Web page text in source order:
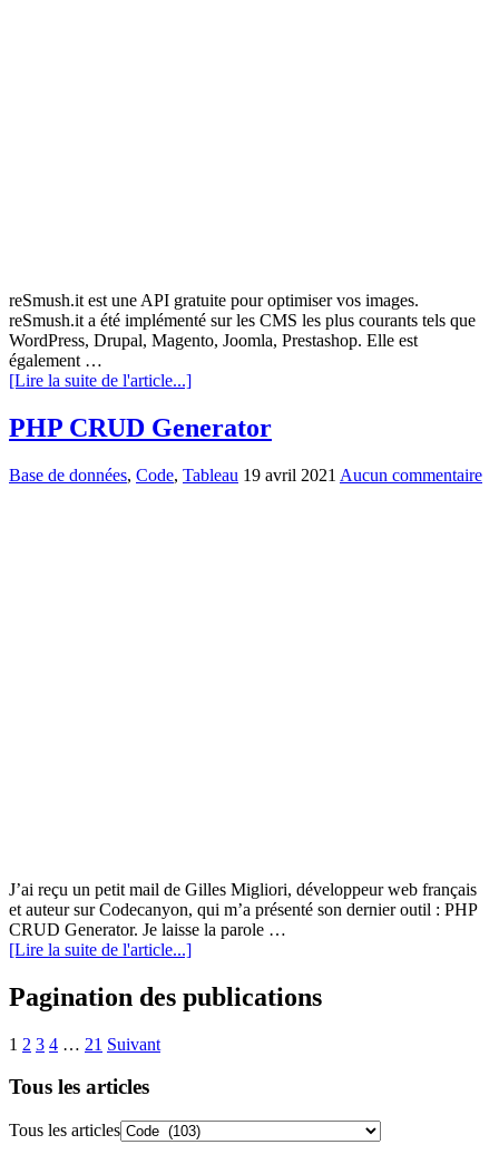
reSmush.it est une API gratuite pour optimiser vos images.
reSmush.it a été implémenté sur les CMS les plus courants tels que
WordPress, Drupal, Magento, Joomla, Prestashop. Elle est
également …
[Lire la suite de l'article...]
PHP CRUD Generator
Base de données, Code, Tableau 19 avril 2021 Aucun commentaire
J’ai reçu un petit mail de Gilles Migliori, développeur web français
et auteur sur Codecanyon, qui m’a présenté son dernier outil : PHP
CRUD Generator. Je laisse la parole …
[Lire la suite de l'article...]
Pagination des publications
1 2 3 4 … 21 Suivant
Tous les articles
Tous les articles